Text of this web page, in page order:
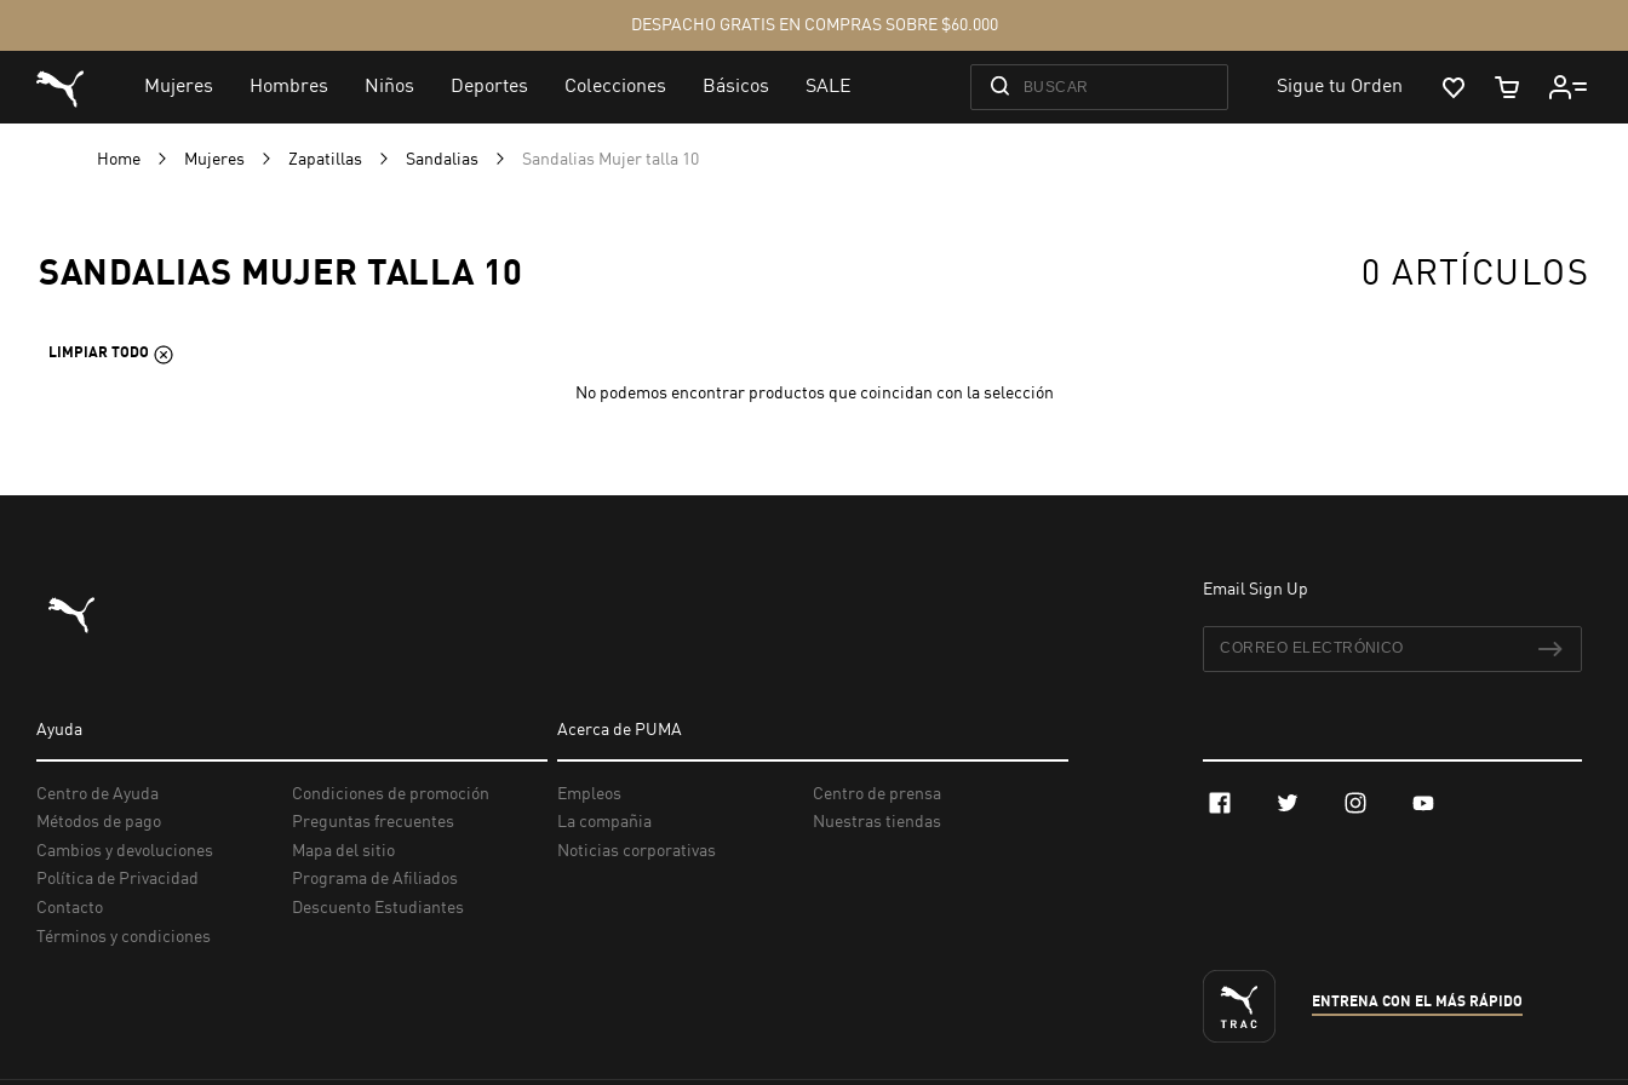
Home Mujeres Zapatillas Sandalias Sandalias Mujer talla 10
SANDALIAS MUJER TALLA 10 0 ARTÍCULOS
LIMPIAR TODO
No podemos encontrar productos que coincidan con la selección